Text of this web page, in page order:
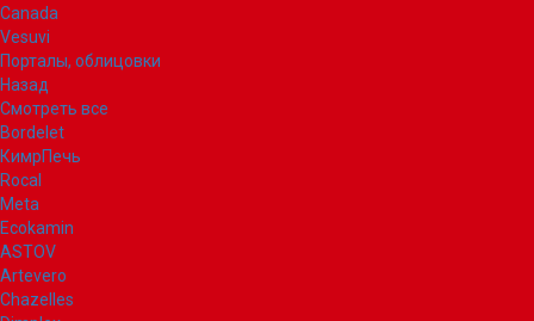
Canada
Vesuvi
Порталы, облицовки
Назад
Смотреть все
Bordelet
КимрПечь
Rocal
Meta
Ecokamin
ASTOV
Artevero
Chazelles